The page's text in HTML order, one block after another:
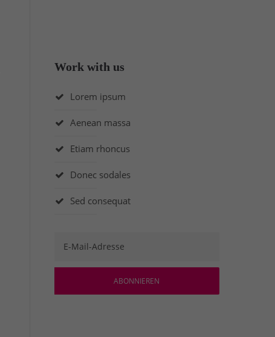
Work with us
Lorem ipsum
Aenean massa
Etiam rhoncus
Donec sodales
Sed consequat